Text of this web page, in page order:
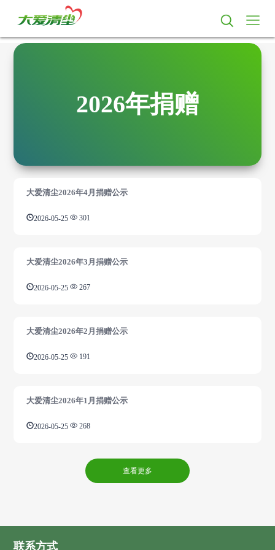
2026年捐赠
大爱清尘2026年4月捐赠公示
2026-05-25 301
大爱清尘2026年3月捐赠公示
2026-05-25 267
大爱清尘2026年2月捐赠公示
2026-05-25 191
大爱清尘2026年1月捐赠公示
2026-05-25 268
查看更多
联系方式